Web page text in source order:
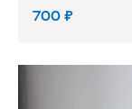
700₽